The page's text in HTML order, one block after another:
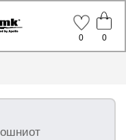
0
0